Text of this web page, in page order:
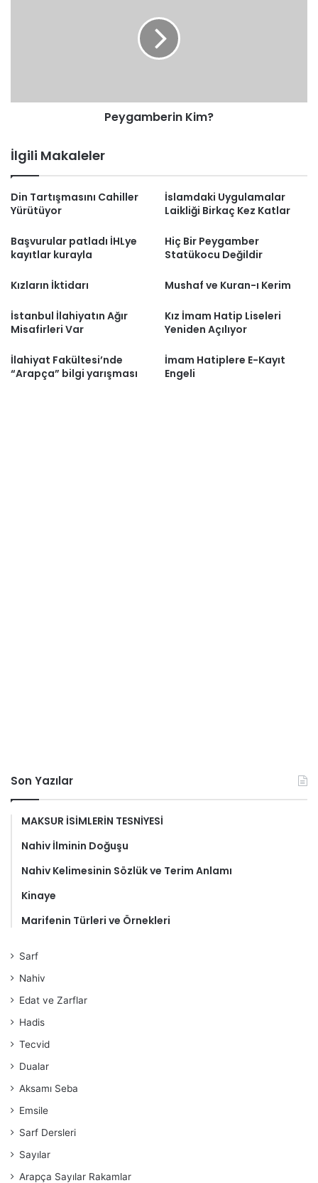
Peygamberin Kim?
İlgili Makaleler
Din Tartışmasını Cahiller
Yürütüyor
İslamdaki Uygulamalar
Laikliği Birkaç Kez Katlar
Başvurular patladı İHLye
kayıtlar kurayla
Hiç Bir Peygamber
Statükocu Değildir
Kızların İktidarı Mushaf ve Kuran-ı Kerim
İstanbul İlahiyatın Ağır
Misafirleri Var
Kız İmam Hatip Liseleri
Yeniden Açılıyor
İlahiyat Fakültesi’nde
“Arapça” bilgi yarışması
İmam Hatiplere E-Kayıt
Engeli
Son Yazılar
MAKSUR İSİMLERİN TESNİYESİ
Nahiv İlminin Doğuşu
Nahiv Kelimesinin Sözlük ve Terim Anlamı
Kinaye
Marifenin Türleri ve Örnekleri
Sarf
Nahiv
Edat ve Zarflar
Hadis
Tecvid
Dualar
Aksamı Seba
Emsile
Sarf Dersleri
Sayılar
Arapça Sayılar Rakamlar